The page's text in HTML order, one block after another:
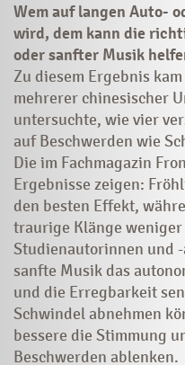
Wem auf langen Auto-
wird, dem kann die
oder sanfter Musik
Zu diesem Ergebnis
mehrerer chinesischer
untersuchte, wie vier
auf Beschwerden wie
Die im Fachmagazin
Ergebnisse zeigen:
den besten Effekt,
traurige Klänge
Studienautorinnen und
sanfte Musik das
und die Erregbarkeit
Schwindel abnehmen
bessere die Stimmung
Beschwerden ablenken.